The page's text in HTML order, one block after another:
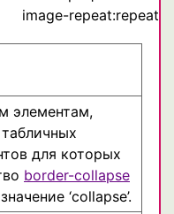
image-repeat:repeat
элементам,
для которых
border-collapse
‘collapse’.